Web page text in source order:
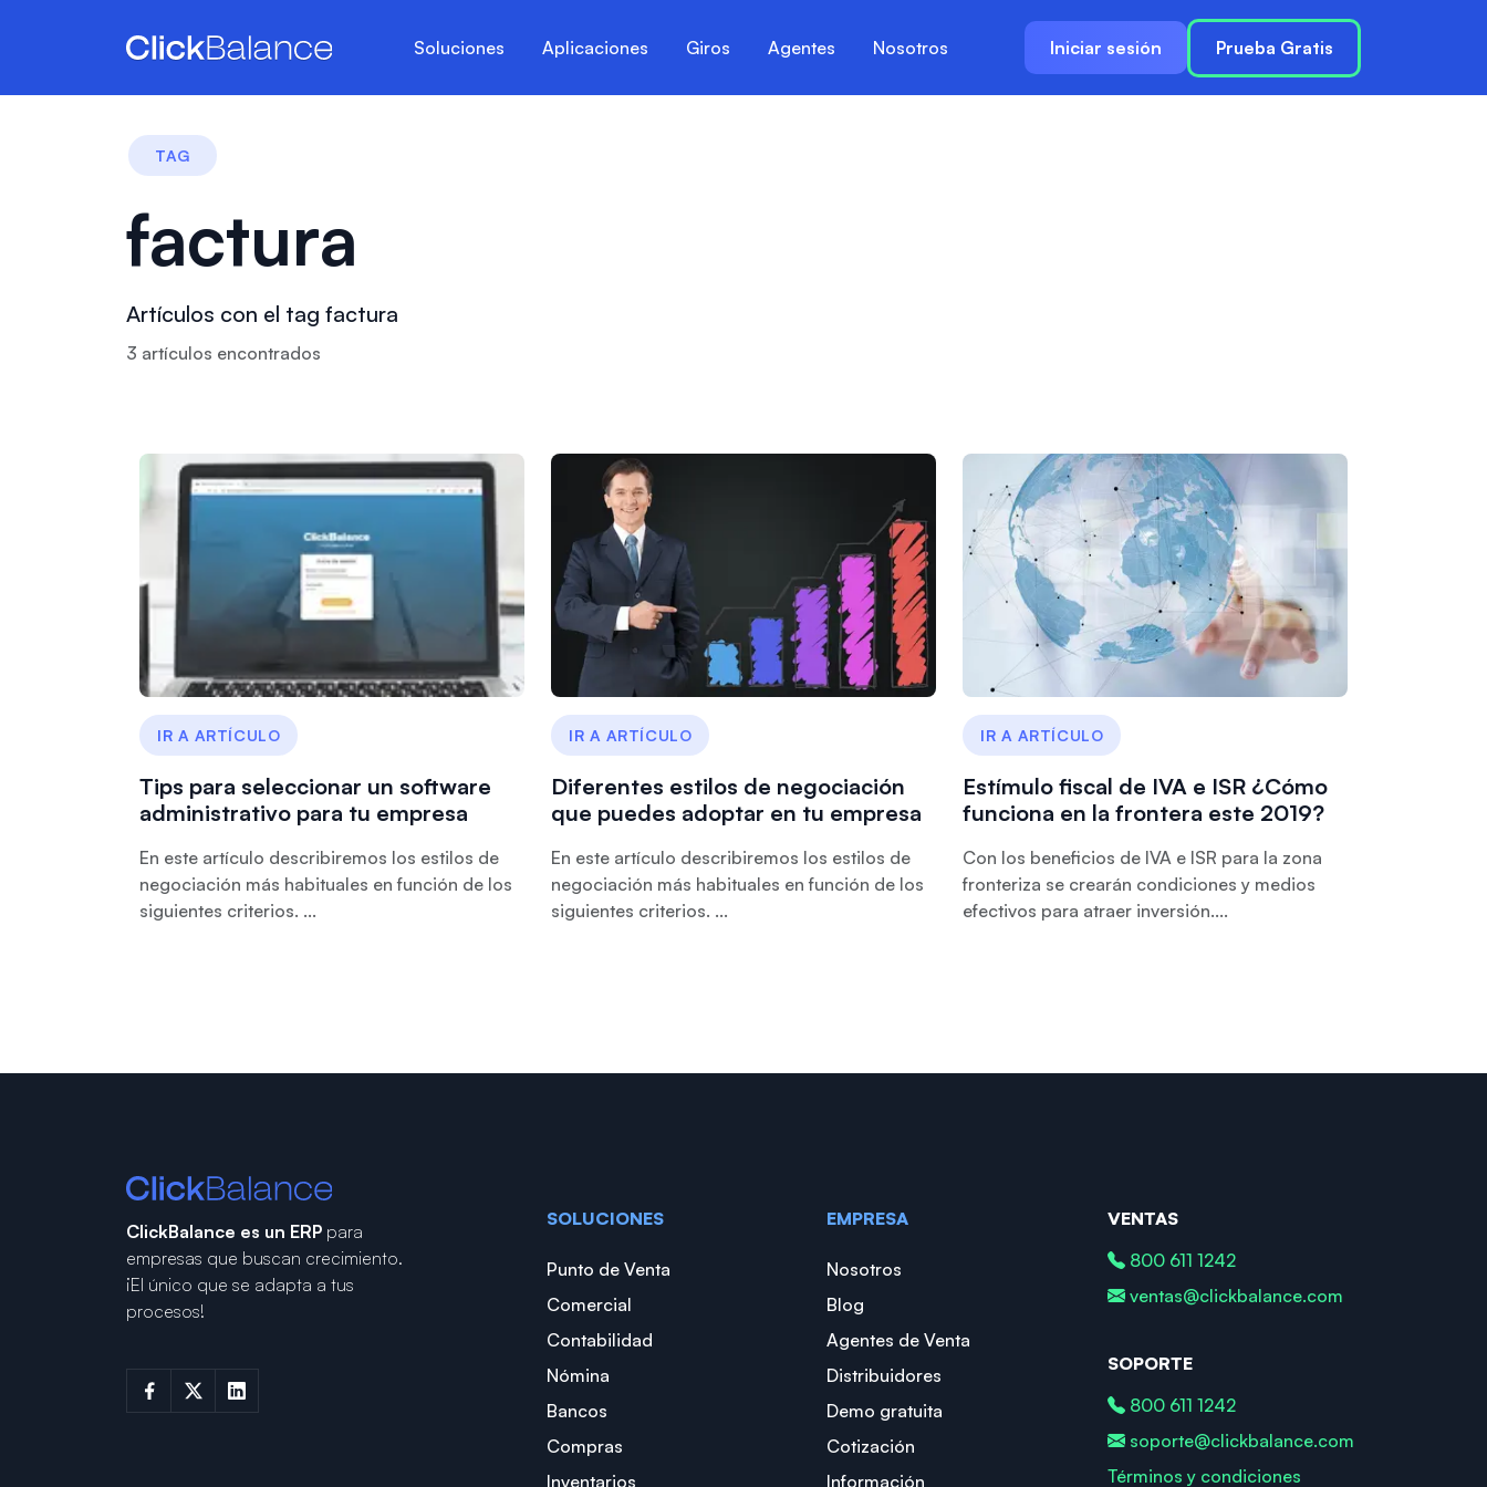
Soluciones Aplicaciones Giros Agentes Nosotros Iniciar sesión Prueba Gratis
TAG
factura
Artículos con el tag factura
3 artículos encontrados
IR A ARTÍCULO
Tips para seleccionar un software
administrativo para tu empresa
En este artículo describiremos los estilos de
negociación más habituales en función de los
siguientes criterios. ...
IR A ARTÍCULO
Diferentes estilos de negociación
que puedes adoptar en tu empresa
En este artículo describiremos los estilos de
negociación más habituales en función de los
siguientes criterios. ...
IR A ARTÍCULO
Estímulo fiscal de IVA e ISR ¿Cómo
funciona en la frontera este 2019?
Con los beneficios de IVA e ISR para la zona
fronteriza se crearán condiciones y medios
efectivos para atraer inversión....
ClickBalance es un ERP para
empresas que buscan crecimiento.
¡El único que se adapta a tus
procesos!
SOLUCIONES
Punto de Venta
Comercial
Contabilidad
Nómina
Bancos
Compras
Inventarios
EMPRESA
Nosotros
Blog
Agentes de Venta
Distribuidores
Demo gratuita
Cotización
Información
VENTAS
800 611 1242
ventas@clickbalance.com
SOPORTE
800 611 1242
soporte@clickbalance.com
Términos y condiciones